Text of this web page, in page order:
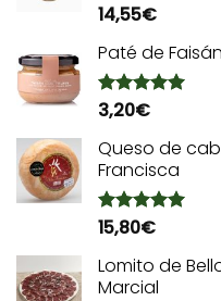
Valorado
con
de 5
14,55€
Paté de
Valorado
con
de 5
3,20€
Queso de
Francisca
Valorado
con
de 5
15,80€
Lomito de
Marcial